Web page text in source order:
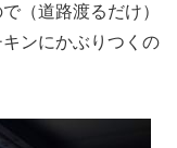
（道路渡るだけ）
ンにかぶりつくの